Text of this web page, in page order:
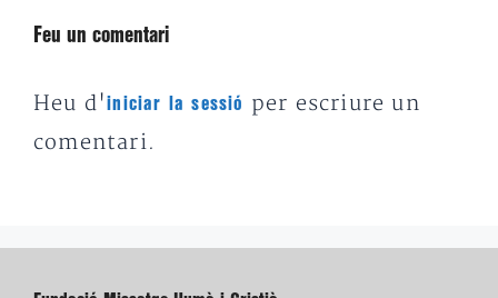
Feu un comentari
Heu d'iniciar la sessió
per escriure un
comentari.